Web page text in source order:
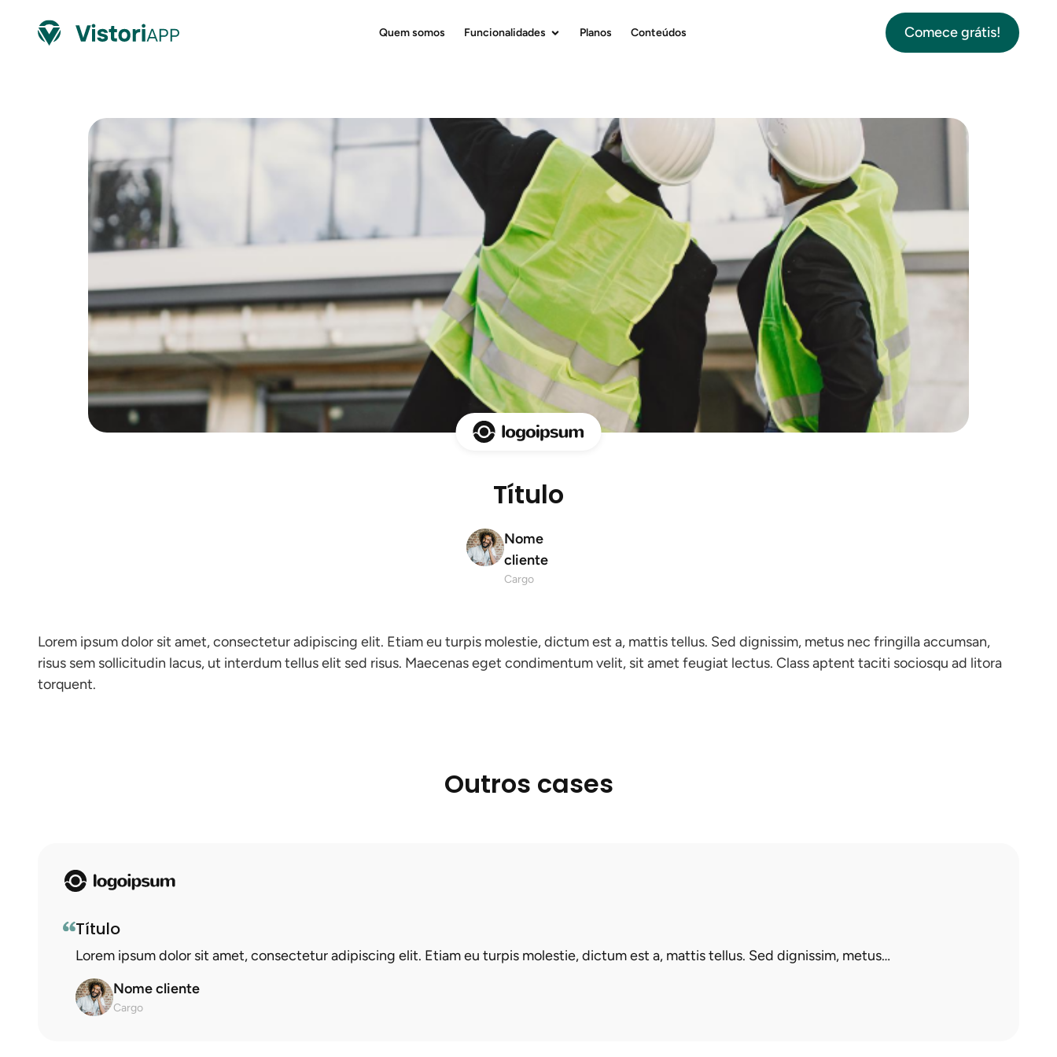
Quem somos Funcionalidades Planos Conteúdos Comece grátis!
Título
Nome
cliente
Cargo
Lorem ipsum dolor sit amet, consectetur adipiscing elit. Etiam eu turpis molestie, dictum est a, mattis tellus. Sed dignissim, metus nec fringilla accumsan,
risus sem sollicitudin lacus, ut interdum tellus elit sed risus. Maecenas eget condimentum velit, sit amet feugiat lectus. Class aptent taciti sociosqu ad litora
torquent.
Outros cases
Título
Lorem ipsum dolor sit amet, consectetur adipiscing elit. Etiam eu turpis molestie, dictum est a, mattis tellus. Sed dignissim, metus…
Nome cliente
Cargo